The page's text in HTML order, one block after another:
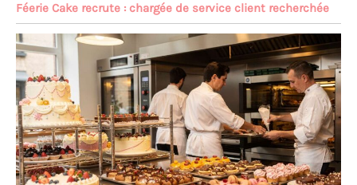
Féerie Cake recrute : chargée de service client recherchée